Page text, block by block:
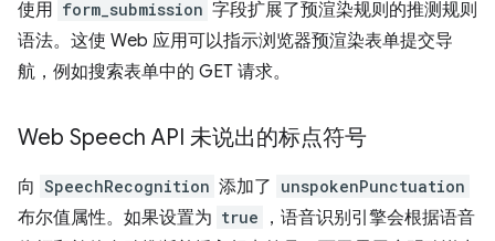
使用 form_submission 字段扩展了预渲染规则的推测规则
语法。这使 Web 应用可以指示浏览器预渲染表单提交导
航，例如搜索表单中的 GET 请求。
Web Speech API 未说出的标点符号
向 SpeechRecognition 添加了 unspokenPunctuation
布尔值属性。如果设置为 true
，语音识别引擎会根据语音